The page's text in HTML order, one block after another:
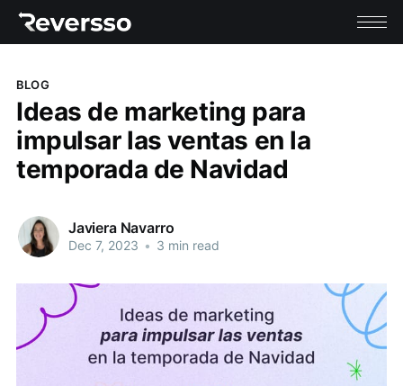
BLOG
Ideas de marketing para
impulsar las ventas en la
temporada de Navidad
Javiera Navarro
Dec 7, 2023 • 3 min read